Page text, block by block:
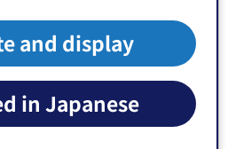
and display
in Japanese
館等